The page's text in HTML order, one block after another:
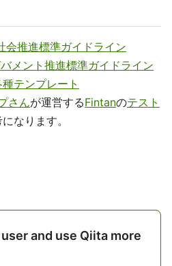
会推進標準ガイドライン
メント推進標準ガイドライン
テンプレート
さんが運営するFintanのテスト
なります。
and use Qiita more